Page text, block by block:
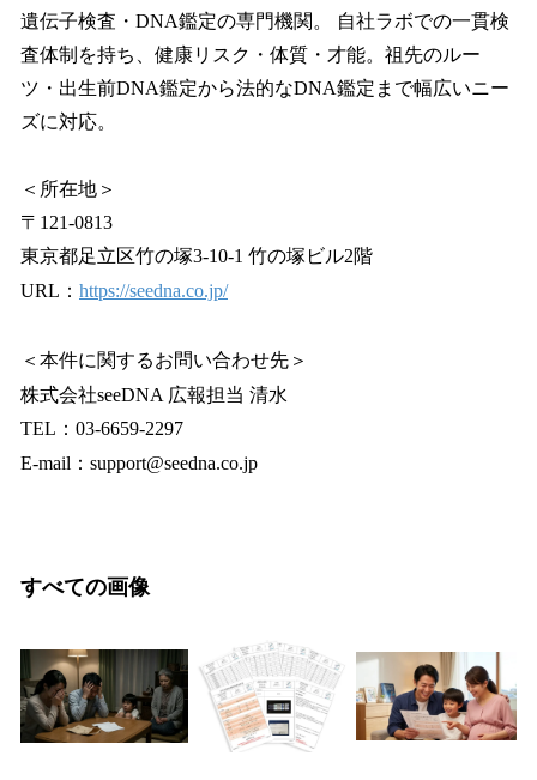
遺伝子検査・DNA鑑定の専門機関。 自社ラボでの一貫検
査体制を持ち、健康リスク・体質・才能。祖先のルー
ツ・出生前DNA鑑定から法的なDNA鑑定まで幅広いニー
ズに対応。
＜所在地＞
〒121-0813
東京都足立区竹の塚3-10-1 竹の塚ビル2階
URL： https://seedna.co.jp/
＜本件に関するお問い合わせ先＞
株式会社seeDNA 広報担当 清水
TEL：03-6659-2297
E-mail：support@seedna.co.jp
すべての画像